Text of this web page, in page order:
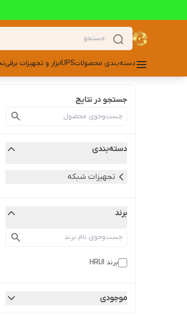
دسته‌بندی محصولاتUPSابزار و تجهیزات برقی
جستجو در نتایج
دسته‌بندی
تجهیزات شبکه
برند
برند HRUI
موجودی